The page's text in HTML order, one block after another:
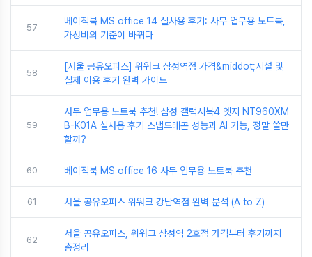
57
베이직북 MS office 14 실사용 후기: 사무 업무용 노트북,
가성비의 기준이 바뀌다
58
[서울 공유오피스] 위워크 삼성역점 가격&middot;시설 및
실제 이용 후기 완벽 가이드
59
사무 업무용 노트북 추천! 삼성 갤럭시북4 엣지 NT960XM
B-K01A 실사용 후기 스냅드래곤 성능과 AI 기능, 정말 쓸만
할까?
60 베이직북 MS office 16 사무 업무용 노트북 추천
61 서울 공유오피스 위워크 강남역점 완벽 분석 (A to Z)
62
서울 공유오피스, 위워크 삼성역 2호점 가격부터 후기까지
총정리